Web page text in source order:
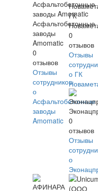
Асфальтобетонные
заводы
Amomatic
0
отзывов
Отзывы
сотрудников
о
Асфальтобетонные
заводы
Amomatic
ГК
0
отзывов
Отзывы
о ГК
0
отзывов
Отзывы
о